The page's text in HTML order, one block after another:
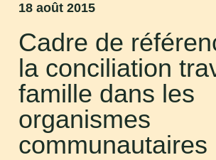
18 août 2015
Cadre de
la conciliation
famille dans les
organismes
communautaires